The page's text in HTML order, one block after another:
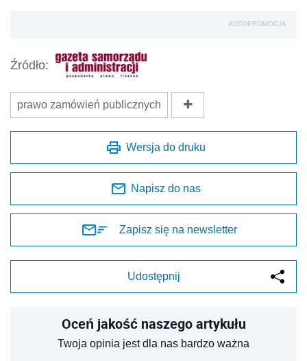
AUTOPROMOCJA
Źródło:
prawo zamówień publicznych
Wersja do druku
Napisz do nas
Zapisz się na newsletter
Udostępnij
Oceń jakość naszego artykułu
Twoja opinia jest dla nas bardzo ważna